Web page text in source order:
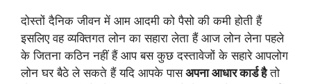
दोस्तों दैनिक जीवन में आम आदमी को पैसो की कमी होती हैं
इसलिए वह व्यक्तिगत लोन का सहारा लेता हैं आज लोन लेना पहले
के जितना कठिन नहीं हैं आप बस कुछ दस्तावेजों के सहारे आपलोग
लोन घर बैठे ले सकते हैं यदि आपके पासअपना आधार कार्ड हैतो